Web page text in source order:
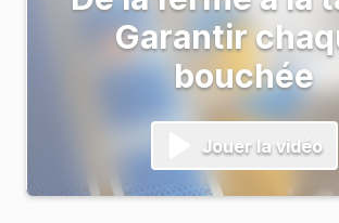
Garantir
bouchée
Jouer la vidéo